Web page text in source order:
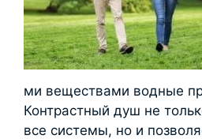
ми веществами водные
Контрастный душ не
все системы, но и